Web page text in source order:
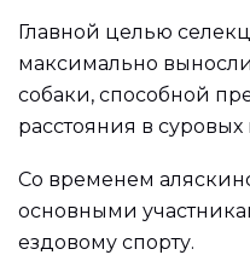
Главной целью
максимально
собаки, способной
расстояния в
Со временем
основными
ездовому спорту.